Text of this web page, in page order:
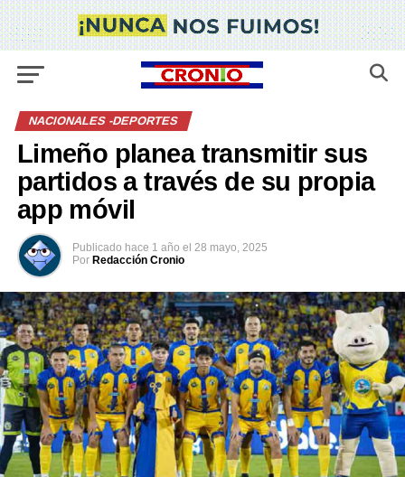
NACIONALES -DEPORTES
Limeño planea transmitir sus
partidos a través de su propia
app móvil
Publicado hace 1 año el 28 mayo, 2025
Por Redacción Cronio